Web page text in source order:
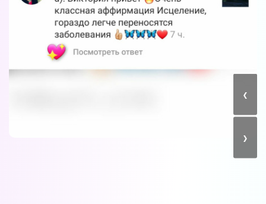
‹
›
Вы можете получать информацию во
снах (проверено более 100000
участниками)
Мы разработали систему практик, с